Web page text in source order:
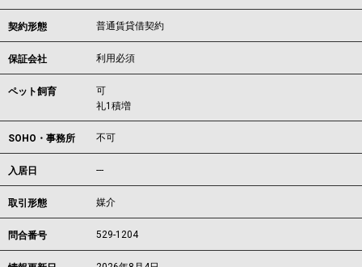
契約形態 普通賃貸借契約
保証会社 利用必須
ペット飼育
可
礼1積増
SOHO・事務所 不可
入居日 ---
取引形態 媒介
問合番号 529-1204